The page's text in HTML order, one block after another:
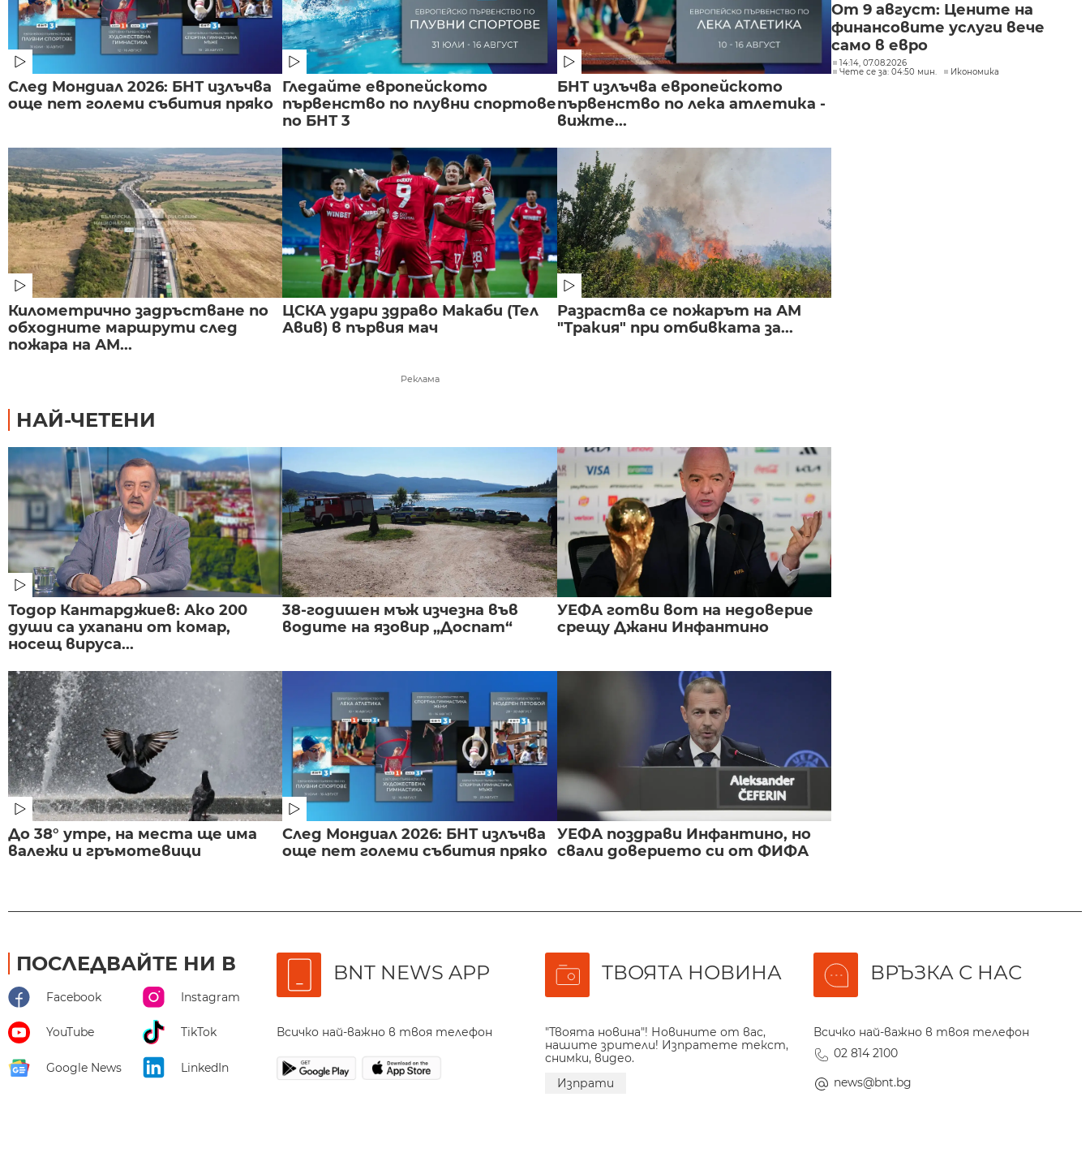
След Мондиал 2026: БНТ излъчва
още пет големи събития пряко
Гледайте европейското
първенство по плувни спортове
по БНТ 3
БНТ излъчва европейското
първенство по лека атлетика -
вижте...
Километрично задръстване по
обходните маршрути след
пожара на АМ...
ЦСКА удари здраво Макаби (Тел
Авив) в първия мач
Разраства се пожарът на АМ
"Тракия" при отбивката за...
Реклама
НАЙ-ЧЕТЕНИ
Тодор Кантарджиев: Ако 200
души са ухапани от комар,
носещ вируса...
38-годишен мъж изчезна във
водите на язовир „Доспат“
УЕФА готви вот на недоверие
срещу Джани Инфантино
До 38° утре, на места ще има
валежи и гръмотевици
След Мондиал 2026: БНТ излъчва
още пет големи събития пряко
УЕФА поздрави Инфантино, но
свали доверието си от ФИФА
От 9 август: Цените на
финансовите услуги вече
само в евро
14:14, 07.08.2026
Чете се за: 04:50 мин.
Икономика
ПОСЛЕДВАЙТЕ НИ В
Facebook Instagram
YouTube TikTok
Google News LinkedIn
BNT NEWS APP
Всичко най-важно в твоя телефон
ТВОЯТА НОВИНА
"Твоята новина"! Новините от вас,
нашите зрители! Изпратете текст,
снимки, видео.
Изпрати
ВРЪЗКА С НАС
Всичко най-важно в твоя телефон
02 814 2100
news@bnt.bg